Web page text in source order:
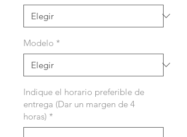
Modelo *
Indique el horario preferible de
entrega (Dar un margen de 4
horas) *